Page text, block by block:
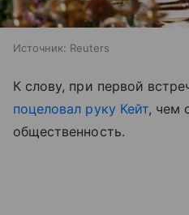
Источник: Reuters
К слову, при первой
поцеловал руку Кейт, чем
общественность.